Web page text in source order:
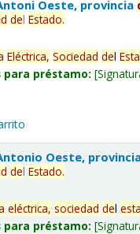
Oeste, provincia
delEstado.
Eléctrica, Sociedad del
para préstamo:
Oeste,
delEstado.
eléctrica, sociedad del
para préstamo: